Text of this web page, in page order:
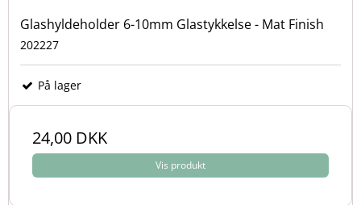
Glashyldeholder 6-10mm Glastykkelse - Mat Finish
202227
På lager
24,00 DKK
Vis produkt